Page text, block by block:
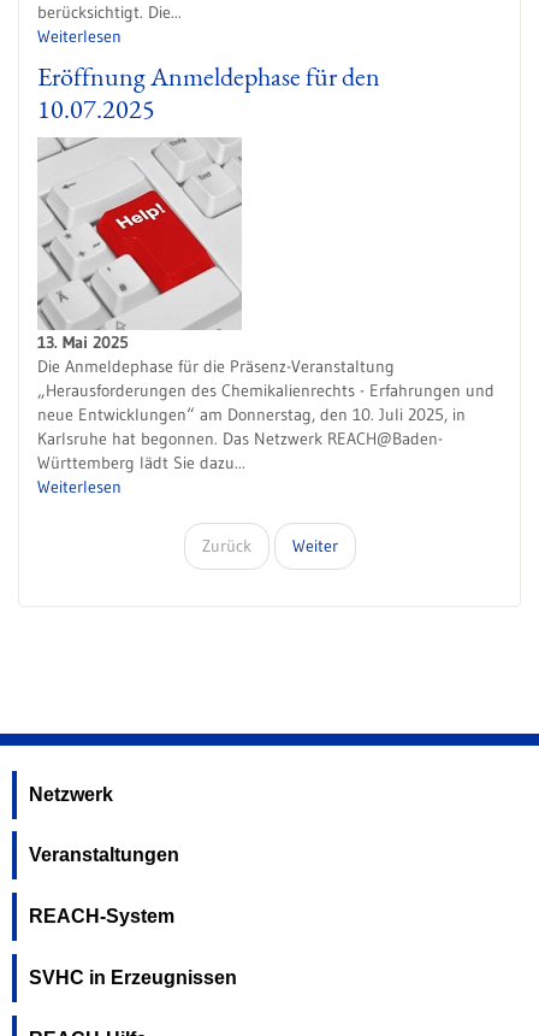
berücksichtigt. Die...
Weiterlesen
Eröffnung Anmeldephase für den
10.07.2025
13. Mai 2025
Die Anmeldephase für die Präsenz-Veranstaltung
„Herausforderungen des Chemikalienrechts - Erfahrungen und
neue Entwicklungen“ am Donnerstag, den 10. Juli 2025, in
Karlsruhe hat begonnen. Das Netzwerk REACH@Baden-
Württemberg lädt Sie dazu...
Weiterlesen
Zurück Weiter
Netzwerk
Veranstaltungen
REACH-System
SVHC in Erzeugnissen